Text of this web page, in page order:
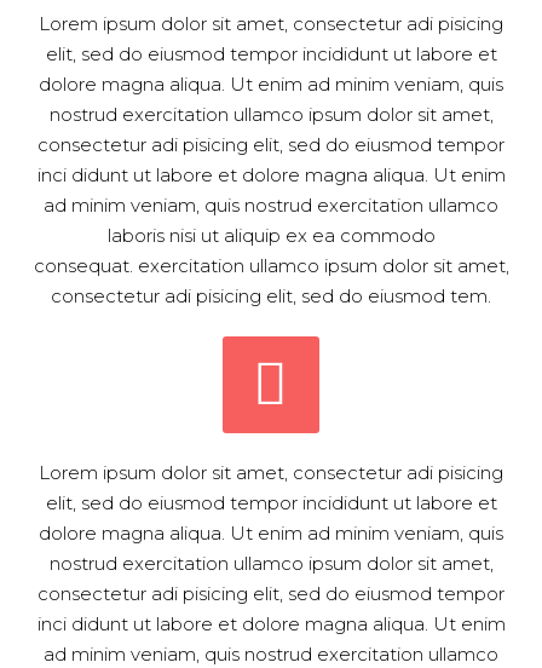
Lorem ipsum dolor sit amet, consectetur adi pisicing
elit, sed do eiusmod tempor incididunt ut labore et
dolore magna aliqua. Ut enim ad minim veniam, quis
nostrud exercitation ullamco ipsum dolor sit amet,
consectetur adi pisicing elit, sed do eiusmod tempor
inci didunt ut labore et dolore magna aliqua. Ut enim
ad minim veniam, quis nostrud exercitation ullamco
laboris nisi ut aliquip ex ea commodo
consequat. exercitation ullamco ipsum dolor sit amet,
consectetur adi pisicing elit, sed do eiusmod tem.


Lorem ipsum dolor sit amet, consectetur adi pisicing
elit, sed do eiusmod tempor incididunt ut labore et
dolore magna aliqua. Ut enim ad minim veniam, quis
nostrud exercitation ullamco ipsum dolor sit amet,
consectetur adi pisicing elit, sed do eiusmod tempor
inci didunt ut labore et dolore magna aliqua. Ut enim
ad minim veniam, quis nostrud exercitation ullamco